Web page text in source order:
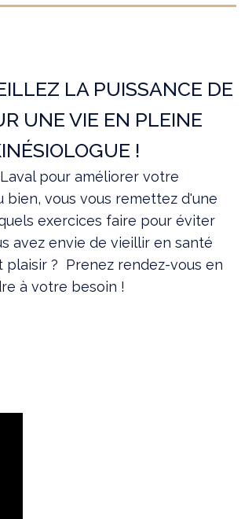
LA PUISSANCE DE
UNE VIE EN PLEINE
!
pour améliorer votre
vous vous remettez d'une
exercices faire pour éviter
avez envie de vieillir en santé
? Prenez rendez-vous en
à votre besoin !